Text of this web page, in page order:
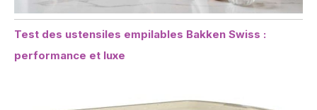
Test des ustensiles empilables Bakken Swiss :
performance et luxe